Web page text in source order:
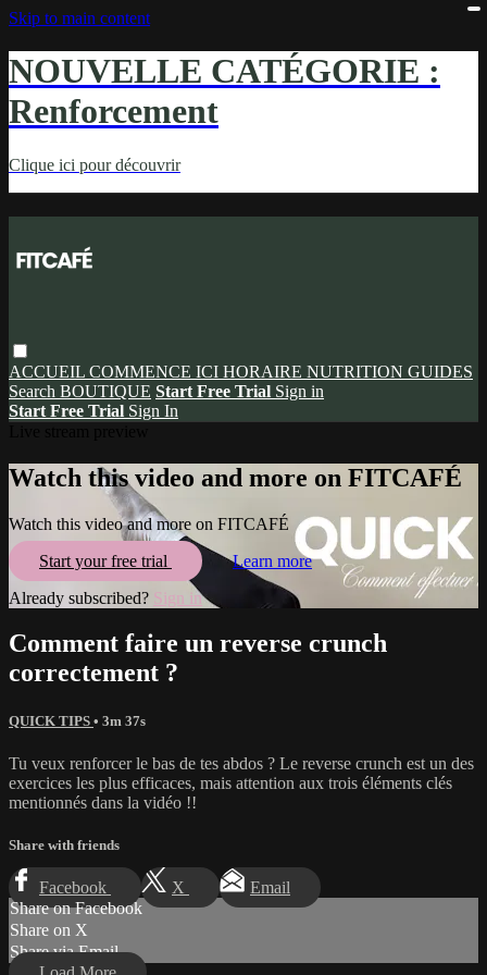
Skip to main content
NOUVELLE CATÉGORIE :
Renforcement
Clique ici pour découvrir
ACCUEIL COMMENCE ICI HORAIRE NUTRITION GUIDES
Search BOUTIQUE Start Free Trial Sign in
Start Free Trial Sign In
Watch this video and more on FITCAFÉ
Watch this video and more on FITCAFÉ
Start your free trial
Learn more
Already subscribed? Sign in
Comment faire un reverse crunch
correctement ?
QUICK TIPS • 3m 37s
Tu veux renforcer le bas de tes abdos ? Le reverse crunch est un des
exercices les plus efficaces, mais attention aux trois éléments clés
mentionnés dans la vidéo !!
Share with friends
Facebook X
Email
Share on Facebook
Share on X
Share via Email